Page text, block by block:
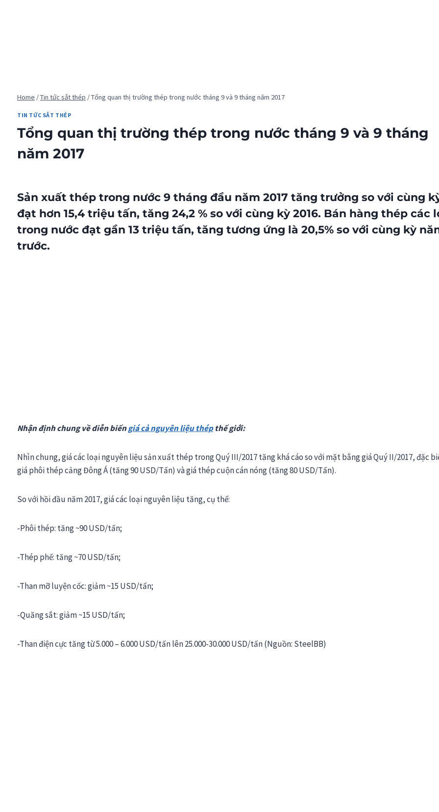
Home /Tin tức sắt thép /Tổng quan thị trường thép trong nước tháng 9 và 9 tháng năm 2017
TIN TỨC SẮT THÉP
Tổng quan thị trường thép trong nước tháng 9 và 9 tháng
năm 2017
Sản xuất thép trong nước 9 tháng đầu năm 2017 tăng trưởng so với cùng
đạt hơn 15,4 triệu tấn, tăng 24,2 % so với cùng kỳ 2016. Bán hàng thép các
trong nước đạt gần 13 triệu tấn, tăng tương ứng là 20,5% so với cùng kỳ
trước.
Nhận định chung về diễn biếngiá cả nguyên liệu thépthế giới:
Nhìn chung, giá các loại nguyên liệu sản xuất thép trong Quý III/2017 tăng khá cáo so với mặt bằng giá Quý II/2017, đặc
giá phôi thép cảng Đông Á (tăng 90 USD/Tấn) và giá thép cuộn cán nóng (tăng 80 USD/Tấn).
So với hồi đầu năm 2017, giá các loại nguyên liệu tăng, cụ thể:
-Phôi thép: tăng ~90 USD/tấn;
-Thép phế: tăng ~70 USD/tấn;
-Than mỡ luyện cốc: giảm ~15 USD/tấn;
-Quăng sắt: giảm ~15 USD/tấn;
-Than điện cực tăng từ 5.000 – 6.000 USD/tấn lên 25.000-30.000 USD/tấn (Nguồn: SteelBB)